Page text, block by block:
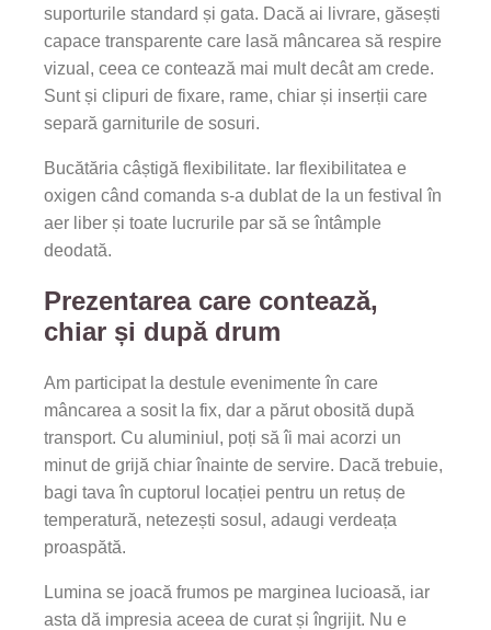
suporturile standard și gata. Dacă ai livrare, găsești
capace transparente care lasă mâncarea să respire
vizual, ceea ce contează mai mult decât am crede.
Sunt și clipuri de fixare, rame, chiar și inserții care
separă garniturile de sosuri.
Bucătăria câștigă flexibilitate. Iar flexibilitatea e
oxigen când comanda s-a dublat de la un festival în
aer liber și toate lucrurile par să se întâmple
deodată.
Prezentarea care contează,
chiar și după drum
Am participat la destule evenimente în care
mâncarea a sosit la fix, dar a părut obosită după
transport. Cu aluminiul, poți să îi mai acorzi un
minut de grijă chiar înainte de servire. Dacă trebuie,
bagi tava în cuptorul locației pentru un retuș de
temperatură, netezești sosul, adaugi verdeața
proaspătă.
Lumina se joacă frumos pe marginea lucioasă, iar
asta dă impresia aceea de curat și îngrijit. Nu e